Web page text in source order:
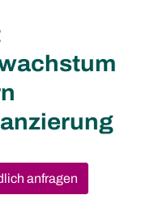
anfragen